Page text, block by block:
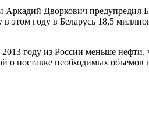
Аркадий Дворкович предупредил
этом году в Беларусь 18,5
году из России меньше нефти,
о поставке необходимых